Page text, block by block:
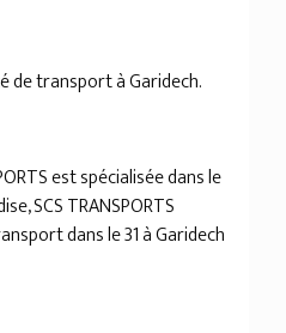
de transport à Garidech.
est spécialisée dans le
SCS TRANSPORTS
dans le 31 à Garidech